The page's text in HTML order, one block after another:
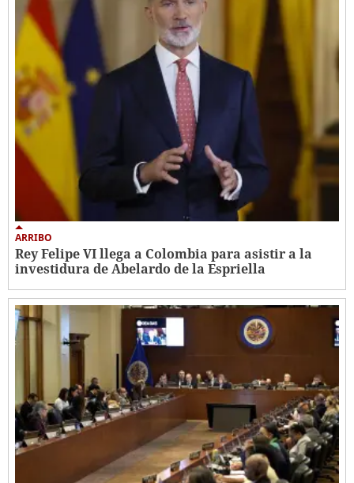
ARRIBO
Rey Felipe VI llega a Colombia para asistir a la
investidura de Abelardo de la Espriella